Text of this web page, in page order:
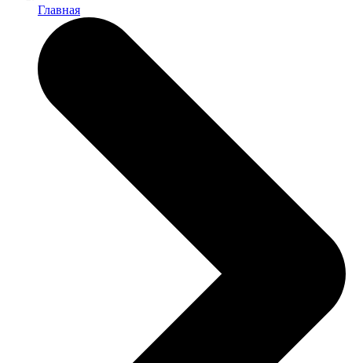
Главная